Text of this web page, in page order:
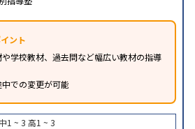
ント
学校教材、過去問など幅広い教材の指導
での変更が可能
中1 ~ 3 高1 ~ 3